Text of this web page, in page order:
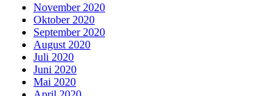
November 2020
Oktober 2020
September 2020
August 2020
Juli 2020
Juni 2020
Mai 2020